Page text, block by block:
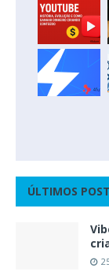
ÚLTIMOS